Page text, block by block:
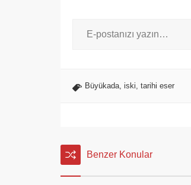
Büyükada, iski, tarihi eser
Benzer Konular